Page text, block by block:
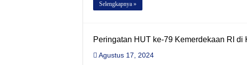
Selengkapnya »
Peringatan HUT ke-79 Kemerdekaan RI
Agustus 17, 2024